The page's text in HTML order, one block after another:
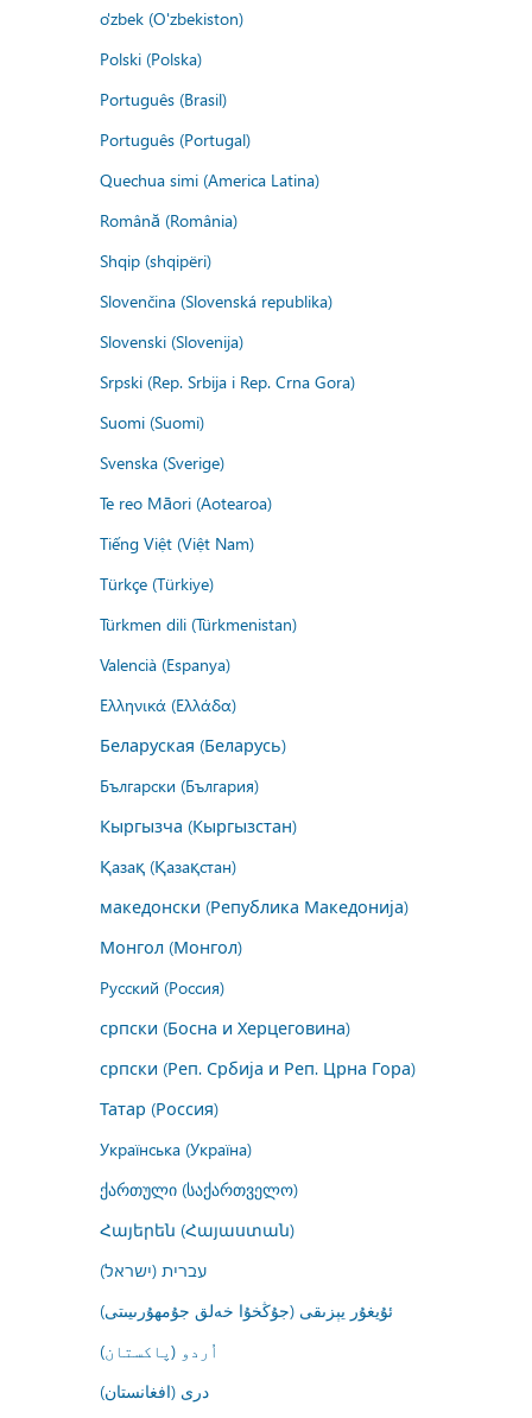
o'zbek (O'zbekiston)
Polski (Polska)
Português (Brasil)
Português (Portugal)
Quechua simi (America Latina)
Română (România)
Shqip (shqipëri)
Slovenčina (Slovenská republika)
Slovenski (Slovenija)
Srpski (Rep. Srbija i Rep. Crna Gora)
Suomi (Suomi)
Svenska (Sverige)
Te reo Māori (Aotearoa)
Tiếng Việt (Việt Nam)
Türkçe (Türkiye)
Türkmen dili (Türkmenistan)
Valencià (Espanya)
Ελληνικά (Ελλάδα)
Беларуская (Беларусь)
Български (България)
Кыргызча (Кыргызстан)
Қазақ (Қазақстан)
македонски (Република Македонија)
Монгол (Монгол)
Русский (Россия)
српски (Босна и Херцеговина)
српски (Реп. Србија и Реп. Црна Гора)
Татар (Россия)
Українська (Україна)
ქართული (საქართველო)
Հայերեն (Հայաստան)
עברית (ישראל)
ئۇيغۇر يېزىقى (جۇڭخۇا خەلق جۇمھۇرىيىتى)
اُردو (پاکستان)
درى (افغانستان)